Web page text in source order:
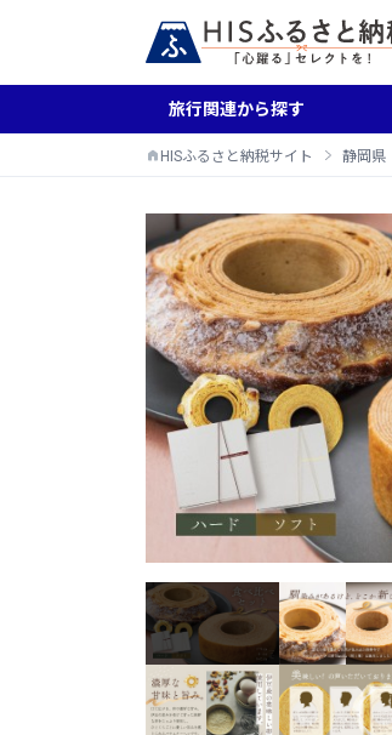
旅行関連から探す
HISふるさと納税サイト 静岡県